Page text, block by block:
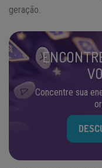
geração.
Concentre sua